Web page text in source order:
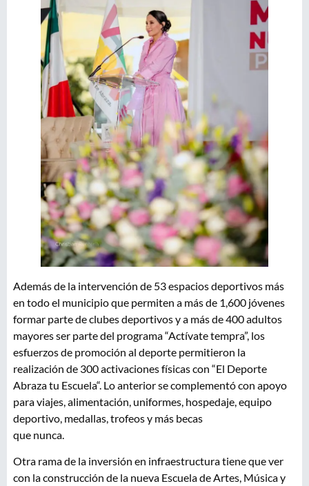
Además de la intervención de 53 espacios deportivos más
en todo el municipio que permiten a más de 1,600 jóvenes
formar parte de clubes deportivos y a más de 400 adultos
mayores ser parte del programa “Actívate tempra”, los
esfuerzos de promoción al deporte permitieron la
realización de 300 activaciones físicas con “El Deporte
Abraza tu Escuela“. Lo anterior se complementó con apoyo
para viajes, alimentación, uniformes, hospedaje, equipo
deportivo, medallas, trofeos y más becas
que nunca.
Otra rama de la inversión en infraestructura tiene que ver
con la construcción de la nueva Escuela de Artes, Música y